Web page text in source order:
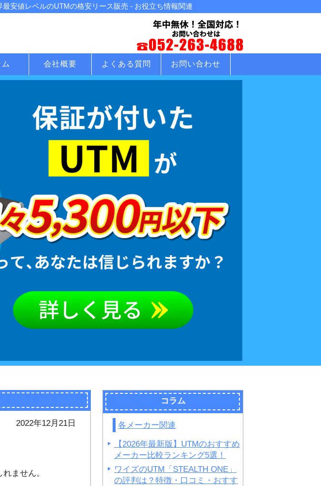
安値レベルのUTMの格安リース販売 - お役立ち情報関連
会社概要 よくある質問 お問い合わせ
2022年12月21日
ません。
コラム
各メーカー関連
【2026年最新版】UTMのおすすめ
メーカー比較ランキング5選！
ワイズのUTM「STEALTH ONE」
の評判は？特徴・口コミ・おすす